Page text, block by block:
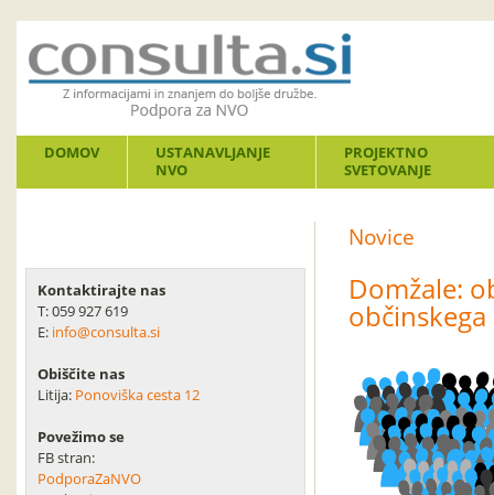
DOMOV
USTANAVLJANJE
NVO
PROJEKTNO
SVETOVANJE
Kontaktirajte nas
T: 059 927 619
E: info@consulta.si
Obiščite nas
Litija: Ponoviška cesta 12
Povežimo se
FB stran:
PodporaZaNVO
Novice
Domžale: